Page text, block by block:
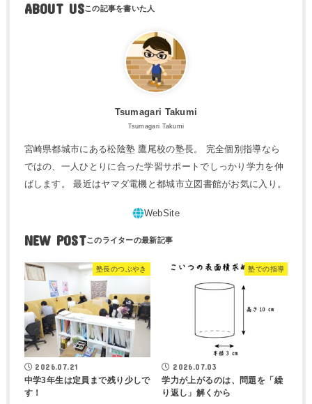
ABOUT US
Tsumagari Takumi
Tsumagari Takumi
宮崎県都城市にある松陰塾 鷹尾校の塾長。 完全個別指導なら
ではの、一人ひとりに合った学習サポートでしっかり学力を伸
ばします。 最近はヤマダ電機と都城市立図書館がお気に入り。
NEW POST
塾長のつぶやき
2026.07.21
中学3年生は定員まで残り少しで
す！
塾での指導
2026.07.03
学力が上がるのは、問題を「繰
り返し」解くから